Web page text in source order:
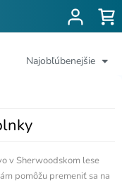
Najobľúbenejšie
v Sherwoodskom lese
pomôžu premeniť sa na